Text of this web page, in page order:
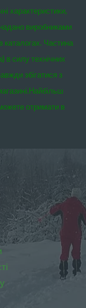
характеристики,
виробниками
каталогах. Частина
в силу технічних
збігатися з
Найбільш
отримати в